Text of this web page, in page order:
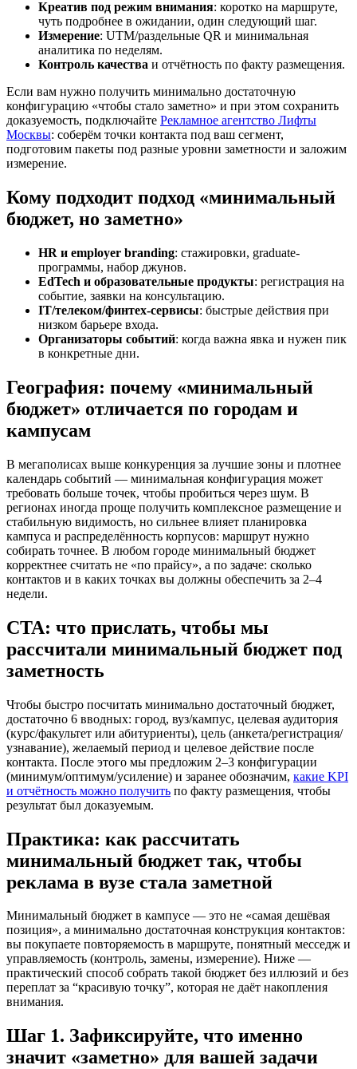
Креатив под режим внимания: коротко на маршруте,
чуть подробнее в ожидании, один следующий шаг.
Измерение: UTM/раздельные QR и минимальная
аналитика по неделям.
Контроль качества и отчётность по факту размещения.
Если вам нужно получить минимально достаточную
конфигурацию «чтобы стало заметно» и при этом сохранить
доказуемость, подключайте Рекламное агентство Лифты
Москвы: соберём точки контакта под ваш сегмент,
подготовим пакеты под разные уровни заметности и заложим
измерение.
Кому подходит подход «минимальный
бюджет, но заметно»
HR и employer branding: стажировки, graduate-
программы, набор джунов.
EdTech и образовательные продукты: регистрация на
событие, заявки на консультацию.
IT/телеком/финтех-сервисы: быстрые действия при
низком барьере входа.
Организаторы событий: когда важна явка и нужен пик
в конкретные дни.
География: почему «минимальный
бюджет» отличается по городам и
кампусам
В мегаполисах выше конкуренция за лучшие зоны и плотнее
календарь событий — минимальная конфигурация может
требовать больше точек, чтобы пробиться через шум. В
регионах иногда проще получить комплексное размещение и
стабильную видимость, но сильнее влияет планировка
кампуса и распределённость корпусов: маршрут нужно
собирать точнее. В любом городе минимальный бюджет
корректнее считать не «по прайсу», а по задаче: сколько
контактов и в каких точках вы должны обеспечить за 2–4
недели.
CTA: что прислать, чтобы мы
рассчитали минимальный бюджет под
заметность
Чтобы быстро посчитать минимально достаточный бюджет,
достаточно 6 вводных: город, вуз/кампус, целевая аудитория
(курс/факультет или абитуриенты), цель (анкета/регистрация/
узнавание), желаемый период и целевое действие после
контакта. После этого мы предложим 2–3 конфигурации
(минимум/оптимум/усиление) и заранее обозначим, какие KPI
и отчётность можно получить по факту размещения, чтобы
результат был доказуемым.
Практика: как рассчитать
минимальный бюджет так, чтобы
реклама в вузе стала заметной
Минимальный бюджет в кампусе — это не «самая дешёвая
позиция», а минимально достаточная конструкция контактов:
вы покупаете повторяемость в маршруте, понятный месседж и
управляемость (контроль, замены, измерение). Ниже —
практический способ собрать такой бюджет без иллюзий и без
переплат за “красивую точку”, которая не даёт накопления
внимания.
Шаг 1. Зафиксируйте, что именно
значит «заметно» для вашей задачи